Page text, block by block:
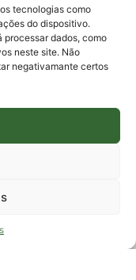
tecnologias como
do dispositivo.
processar dados, como
neste site. Não
negativamante certos
de Contas
3665-4831
5° andar